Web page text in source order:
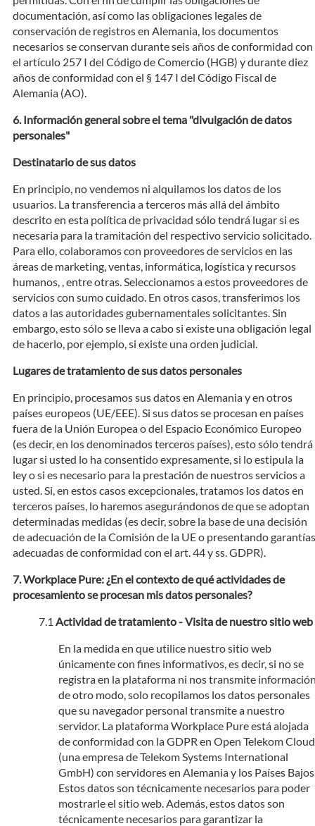
documentación, así como las obligaciones legales de
conservación de registros en Alemania, los documentos
necesarios se conservan durante seis años de conformidad con
el artículo 257 I del Código de Comercio (HGB) y durante diez
años de conformidad con el § 147 I del Código Fiscal de
Alemania (AO).
Información general sobre el tema "divulgación de datos
personales"
Destinatario de sus datos
En principio, no vendemos ni alquilamos los datos de los
usuarios. La transferencia a terceros más allá del ámbito
descrito en esta política de privacidad sólo tendrá lugar si es
necesaria para la tramitación del respectivo servicio solicitado.
Para ello, colaboramos con proveedores de servicios en las
áreas de marketing, ventas, informática, logística y recursos
humanos, , entre otras. Seleccionamos a estos proveedores de
servicios con sumo cuidado. En otros casos, transferimos los
datos a las autoridades gubernamentales solicitantes. Sin
embargo, esto sólo se lleva a cabo si existe una obligación legal
de hacerlo, por ejemplo, si existe una orden judicial.
Lugares de tratamiento de sus datos personales
En principio, procesamos sus datos en Alemania y en otros
países europeos (UE/EEE). Si sus datos se procesan en países
fuera de la Unión Europea o del Espacio Económico Europeo
(es decir, en los denominados terceros países), esto sólo tendrá
lugar si usted lo ha consentido expresamente, si lo estipula la
ley o si es necesario para la prestación de nuestros servicios a
usted. Si, en estos casos excepcionales, tratamos los datos en
terceros países, lo haremos asegurándonos de que se adoptan
determinadas medidas (es decir, sobre la base de una decisión
de adecuación de la Comisión de la UE o presentando garantías
adecuadas de conformidad con el art. 44 y ss. GDPR).
Workplace Pure: ¿En el contexto de qué actividades de
procesamiento se procesan mis datos personales?
Actividad de tratamiento - Visita de nuestro sitio web
En la medida en que utilice nuestro sitio web
únicamente con fines informativos, es decir, si no se
registra en la plataforma ni nos transmite
de otro modo, solo recopilamos los datos personales
que su navegador personal transmite a nuestro
servidor. La plataforma Workplace Pure está alojada
de conformidad con la GDPR en Open Telekom Cloud
(una empresa de Telekom Systems International
GmbH) con servidores en Alemania y los Países
Estos datos son técnicamente necesarios para poder
mostrarle el sitio web. Además, estos datos son
técnicamente necesarios para garantizar la